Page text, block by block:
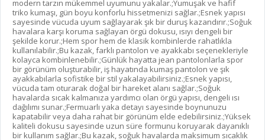
modern tarzın mükemmel uyumunu yakalar.;Yumuşak ve hafif
triko kumaşı, gün boyu konforlu hissetmenizi sağlar.;Esnek yapısı
sayesinde vücuda uyum sağlayarak şık bir duruş kazandırır.;Soğuk
havalara karşı koruma sağlayan örgü dokusu, ısıyı dengeli bir
şekilde korur.;Hem spor hem de klasik kombinlerde rahatlıkla
kullanılabilir.;Bu kazak, farklı pantolon ve ayakkabı seçenekleriyle
kolayca kombinlenebilir.;Günlük hayatta jean pantolonlarla spor
bir görünüm oluşturabilir, iş hayatında kumaş pantolon ve şık
ayakkabılarla sofistike bir stil yakalayabilirsiniz.;Esnek yapısı,
vücuda tam oturarak doğal bir hareket alanı sağlar.;Soğuk
havalarda sıcak kalmanıza yardımcı olan örgü yapısı, dengeli ısı
dağılımı sunar.;Fermuarlı yaka detayı sayesinde boynunuzu
kapatabilir veya daha rahat bir görünüm elde edebilirsiniz.;Yüksek
kaliteli dokusu sayesinde uzun süre formunu koruyarak dayanıklı
bir kullanım sağlar.;Bu kazak, soğuk havalarda maksimum sıcaklık